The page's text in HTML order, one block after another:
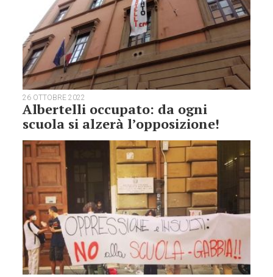
26 OTTOBRE 2022
Albertelli occupato: da ogni
scuola si alzerà l’opposizione!